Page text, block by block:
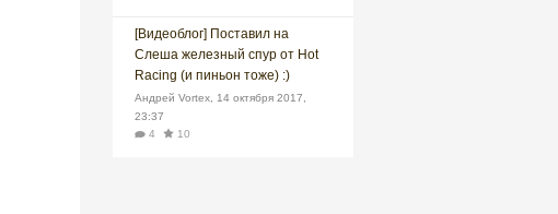
[Видеоблог] Поставил на
Слеша железный спур от Hot
Racing (и пиньон тоже) :)
Андрей Vortex
14 октября 2017,
23:37
4
10